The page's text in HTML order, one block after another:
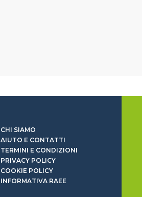
CHI SIAMO
AIUTO E CONTATTI
TERMINI E CONDIZIONI
PRIVACY POLICY
COOKIE POLICY
INFORMATIVA RAEE